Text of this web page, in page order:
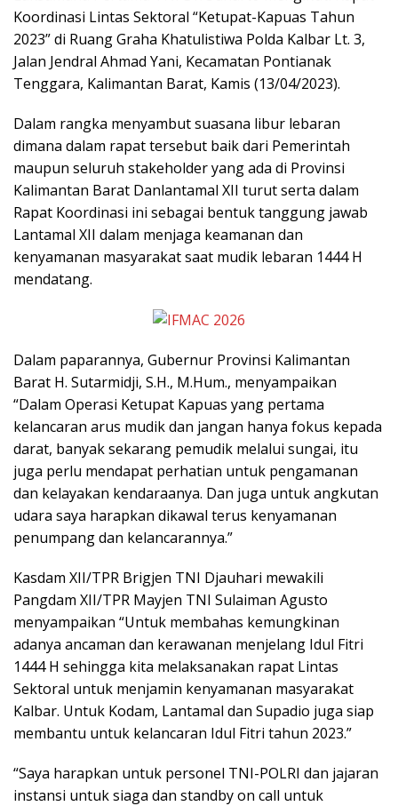
Koordinasi Lintas Sektoral “Ketupat-Kapuas Tahun
2023” di Ruang Graha Khatulistiwa Polda Kalbar Lt. 3,
Jalan Jendral Ahmad Yani, Kecamatan Pontianak
Tenggara, Kalimantan Barat, Kamis (13/04/2023).
Dalam rangka menyambut suasana libur lebaran
dimana dalam rapat tersebut baik dari Pemerintah
maupun seluruh stakeholder yang ada di Provinsi
Kalimantan Barat Danlantamal XII turut serta dalam
Rapat Koordinasi ini sebagai bentuk tanggung jawab
Lantamal XII dalam menjaga keamanan dan
kenyamanan masyarakat saat mudik lebaran 1444 H
mendatang.
Dalam paparannya, Gubernur Provinsi Kalimantan
Barat H. Sutarmidji, S.H., M.Hum., menyampaikan
“Dalam Operasi Ketupat Kapuas yang pertama
kelancaran arus mudik dan jangan hanya fokus kepada
darat, banyak sekarang pemudik melalui sungai, itu
juga perlu mendapat perhatian untuk pengamanan
dan kelayakan kendaraanya. Dan juga untuk angkutan
udara saya harapkan dikawal terus kenyamanan
penumpang dan kelancarannya.”
Kasdam XII/TPR Brigjen TNI Djauhari mewakili
Pangdam XII/TPR Mayjen TNI Sulaiman Agusto
menyampaikan “Untuk membahas kemungkinan
adanya ancaman dan kerawanan menjelang Idul Fitri
1444 H sehingga kita melaksanakan rapat Lintas
Sektoral untuk menjamin kenyamanan masyarakat
Kalbar. Untuk Kodam, Lantamal dan Supadio juga siap
membantu untuk kelancaran Idul Fitri tahun 2023.”
“Saya harapkan untuk personel TNI-POLRI dan jajaran
instansi untuk siaga dan standby on call untuk